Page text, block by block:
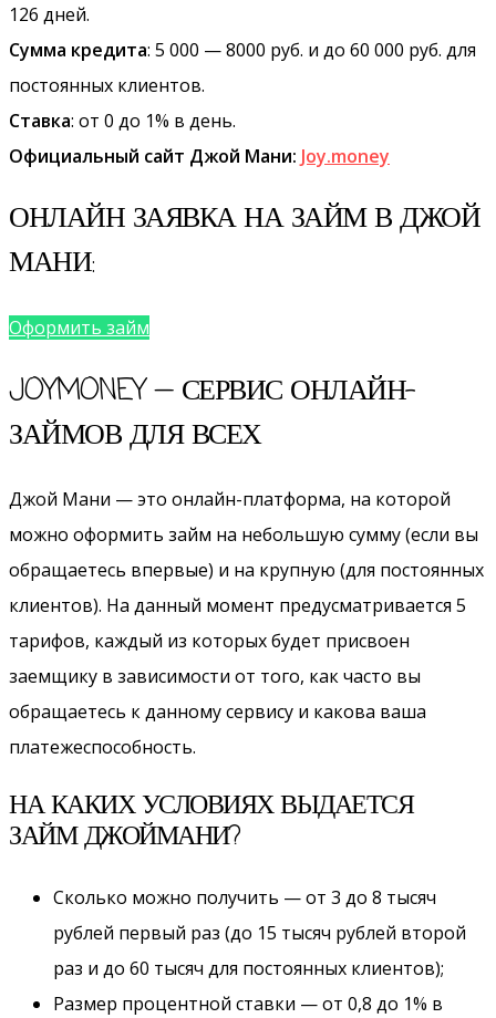
126 дней.
Сумма кредита: 5 000 — 8000 руб. и до 60 000 руб. для
постоянных клиентов.
Ставка: от 0 до 1% в день.
Официальный сайт Джой Мани: Joy.money
ОНЛАЙН ЗАЯВКА НА ЗАЙМ В ДЖОЙ
МАНИ:
Оформить займ
JOYMONEY — СЕРВИС ОНЛАЙН-
ЗАЙМОВ ДЛЯ ВСЕХ
Джой Мани — это онлайн-платформа, на которой
можно оформить займ на небольшую сумму (если вы
обращаетесь впервые) и на крупную (для постоянных
клиентов). На данный момент предусматривается 5
тарифов, каждый из которых будет присвоен
заемщику в зависимости от того, как часто вы
обращаетесь к данному сервису и какова ваша
платежеспособность.
НА КАКИХ УСЛОВИЯХ ВЫДАЕТСЯ
ЗАЙМ ДЖОЙМАНИ?
Сколько можно получить — от 3 до 8 тысяч
рублей первый раз (до 15 тысяч рублей второй
раз и до 60 тысяч для постоянных клиентов);
Размер процентной ставки — от 0,8 до 1% в